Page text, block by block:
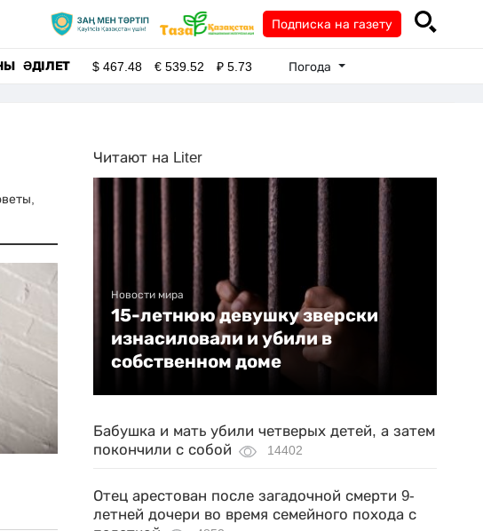
Подписка на газету
ӘДІЛЕТ $467.48 €539.52 ₽5.73 Погода
Читают на Liter
Новости мира
15-летнюю девушку зверски
изнасиловали и убили в
собственном доме
Бабушка и мать убили четверых детей, а затем
покончили с собой
14402
Отец арестован после загадочной смерти 9-
летней дочери во время семейного похода с